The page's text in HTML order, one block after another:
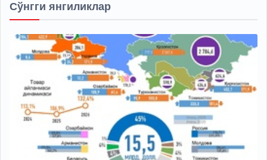
Сўнгги янгиликлар